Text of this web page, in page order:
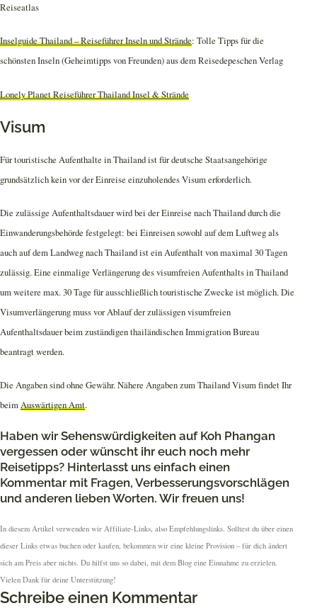
Reiseatlas
Inselguide Thailand – Reiseführer Inseln und Strände: Tolle Tipps für die
schönsten Inseln (Geheimtipps von Freunden) aus dem Reisedepeschen Verlag
Lonely Planet Reiseführer Thailand Insel & Strände
Visum
Für touristische Aufenthalte in Thailand ist für deutsche Staatsangehörige
grundsätzlich kein vor der Einreise einzuholendes Visum erforderlich.
Die zulässige Aufenthaltsdauer wird bei der Einreise nach Thailand durch die
Einwanderungsbehörde festgelegt: bei Einreisen sowohl auf dem Luftweg als
auch auf dem Landweg nach Thailand ist ein Aufenthalt von maximal 30 Tagen
zulässig. Eine einmalige Verlängerung des visumfreien Aufenthalts in Thailand
um weitere max. 30 Tage für ausschließlich touristische Zwecke ist möglich. Die
Visumverlängerung muss vor Ablauf der zulässigen visumfreien
Aufenthaltsdauer beim zuständigen thailändischen Immigration Bureau
beantragt werden.
Die Angaben sind ohne Gewähr. Nähere Angaben zum Thailand Visum findet Ihr
beimAuswärtigen Amt.
Haben wir Sehenswürdigkeiten auf Koh Phangan
vergessen oder wünscht ihr euch noch mehr
Reisetipps? Hinterlasst uns einfach einen
Kommentar mit Fragen, Verbesserungsvorschlägen
und anderen lieben Worten. Wir freuen uns!
In diesem Artikel verwenden wir Affiliate-Links, also Empfehlungslinks. Solltest du über einen
dieser Links etwas buchen oder kaufen, bekommen wir eine kleine Provision – für dich ändert
sich am Preis aber nichts. Du hilfst uns so dabei, mit dem Blog eine Einnahme zu erzielen.
Vielen Dank für deine Unterstützung!
Schreibe einen Kommentar